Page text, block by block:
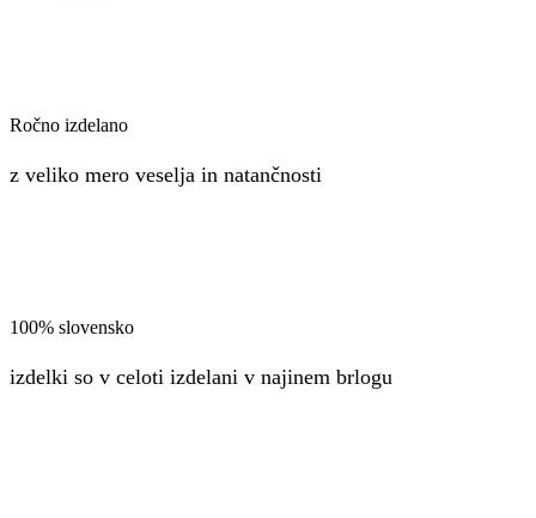
Ročno izdelano
z veliko mero veselja in natančnosti
100% slovensko
izdelki so v celoti izdelani v najinem brlogu